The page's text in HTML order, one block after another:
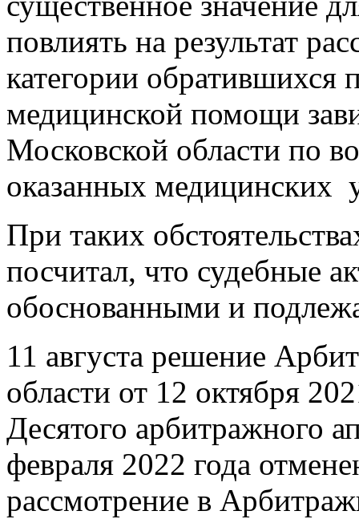
повлиять на результат
категории
медицинской помощи
Московской области по
оказанных медицинских
При таких
посчитал, что судебные
обоснованными и
11 августа решение
области от 12 октября
Десятого арбитражного
февраля 2022 года
рассмотрение в